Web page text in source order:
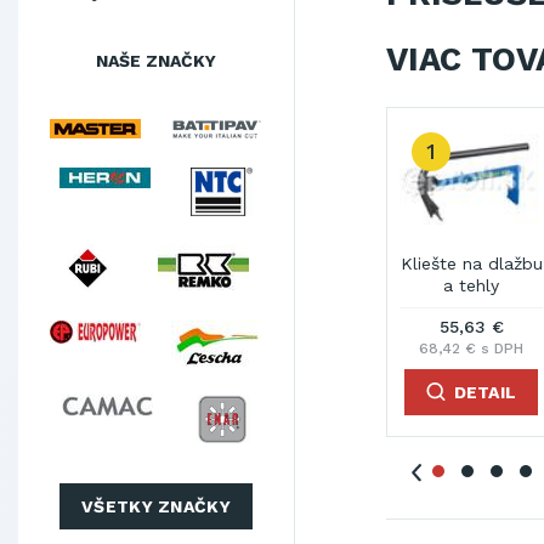
NAŠE ZNAČKY
VŠETKY ZNAČKY
VIAC
Manipulačný
vozík na
Mimal
985,57 €
1 212,25 € s DPH
DETAIL
Posuvné
bednenie pre
obrubníkov
412,00 €
506,76 € s DPH
DETAIL
Kliešte na dlažbu
68,42 € s DPH
DETAIL
2